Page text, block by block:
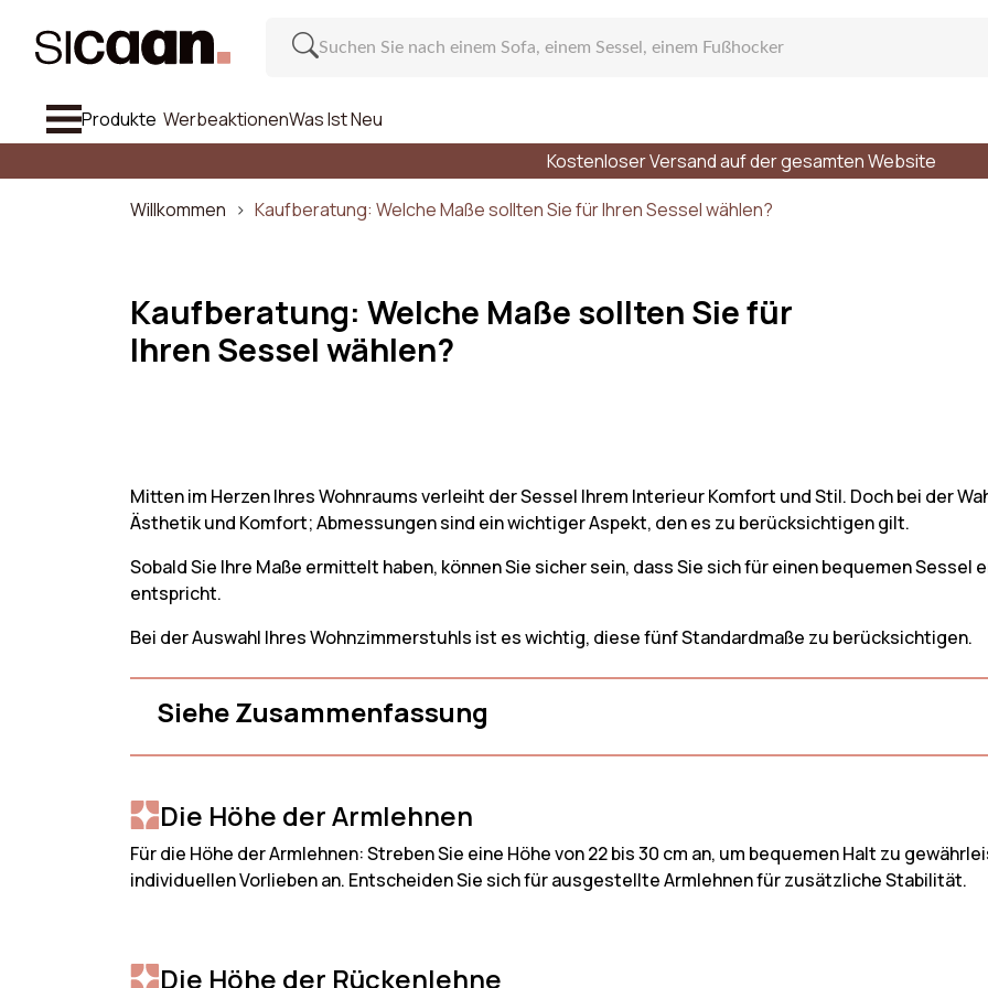
Produkte WerbeaktionenWas Ist Neu
Stuhl Und Barhocker
Werbeaktionen
Brauche Hilfe
2-Sitzer Sofa
3-Sitzer Sofa
Skandinavisches Sofa
Vintage-Sofa
Leinen Sofa
Stoff Sofa &
Sofa aus
Kostenloser Versand auf der gesamten Website
Willkommen
Kaufberatung: Welche Maße sollten Sie für Ihren Sessel wählen?
Kaufberatung: Welche Maße sollten Sie für
Ihren Sessel wählen?
Mitten im Herzen Ihres Wohnraums verleiht der Sessel Ihrem Interieur Komfort und Stil. Doch bei der
Ästhetik und Komfort; Abmessungen sind ein wichtiger Aspekt, den es zu berücksichtigen gilt.
Sobald Sie Ihre Maße ermittelt haben, können Sie sicher sein, dass Sie sich für einen bequemen
entspricht.
Bei der Auswahl Ihres Wohnzimmerstuhls ist es wichtig, diese fünf Standardmaße zu berücksichtigen.
Siehe Zusammenfassung
Die Höhe der Armlehnen
Für die Höhe der Armlehnen: Streben Sie eine Höhe von 22 bis 30 cm an, um bequemen Halt zu
individuellen Vorlieben an. Entscheiden Sie sich für ausgestellte Armlehnen für zusätzliche Stabilität.
Die Höhe der Rückenlehne